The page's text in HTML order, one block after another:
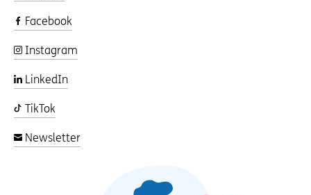
Facebook
Instagram
LinkedIn
TikTok
Newsletter